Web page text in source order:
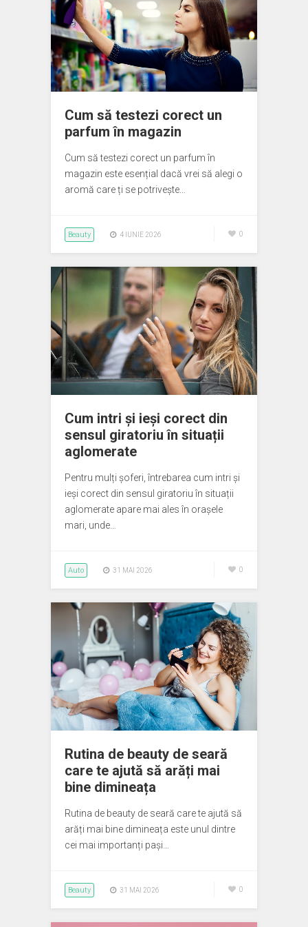
Cum să testezi corect un
parfum în magazin
Cum să testezi corect un parfum în
magazin este esențial dacă vrei să alegi o
aromă care ți se potrivește…
Beauty 4 IUNIE 2026 0
Cum intri și ieși corect din
sensul giratoriu în situații
aglomerate
Pentru mulți șoferi, întrebarea cum intri și
ieși corect din sensul giratoriu în situații
aglomerate apare mai ales în orașele
mari, unde…
Auto 31 MAI 2026 0
Rutina de beauty de seară
care te ajută să arăți mai
bine dimineața
Rutina de beauty de seară care te ajută să
arăți mai bine dimineața este unul dintre
cei mai importanți pași…
Beauty 31 MAI 2026 0